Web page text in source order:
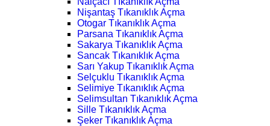
Nişantaş Tıkanıklık Açma
Otogar Tıkanıklık Açma
Parsana Tıkanıklık Açma
Sakarya Tıkanıklık Açma
Sancak Tıkanıklık Açma
Sarı Yakup Tıkanıklık Açma
Selçuklu Tıkanıklık Açma
Selimiye Tıkanıklık Açma
Selimsultan Tıkanıklık Açma
Sille Tıkanıklık Açma
Şeker Tıkanıklık Açma